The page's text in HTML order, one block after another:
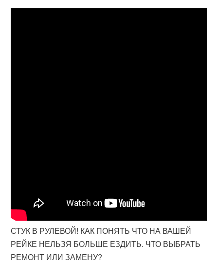
СТУК В РУЛЕВОЙ! КАК ПОНЯТЬ ЧТО НА ВАШЕЙ
РЕЙКЕ НЕЛЬЗЯ БОЛЬШЕ ЕЗДИТЬ. ЧТО ВЫБРАТЬ
РЕМОНТ ИЛИ ЗАМЕНУ?